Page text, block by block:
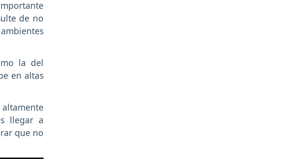
de no
la del
en altas
llegar a
que no